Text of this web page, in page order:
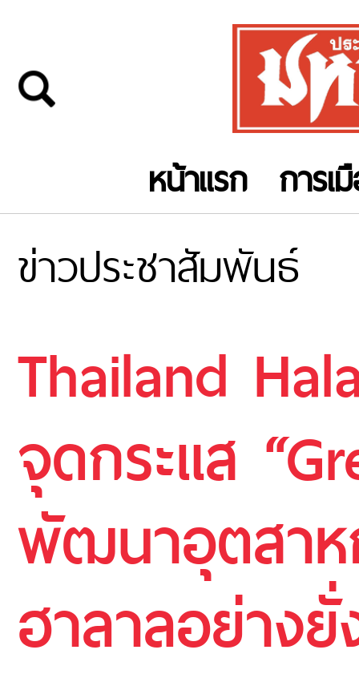
หน้าแรก การเ
ข่าวประชาสัมพันธ์
Thailand
จุดกระแส
พัฒนาอุตสาห
ฮาลาลอย่าง